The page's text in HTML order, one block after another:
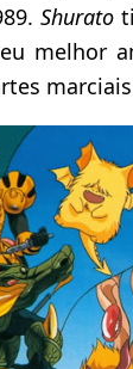
Shurato
melhor